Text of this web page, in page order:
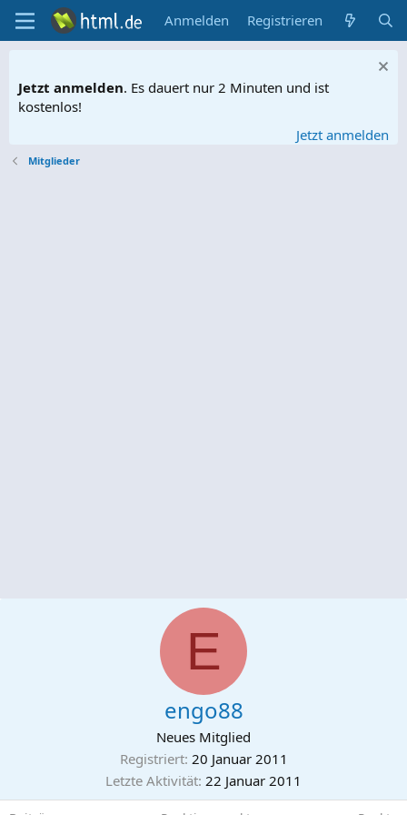
Anmelden Registrieren
Jetzt anmelden. Es dauert nur 2 Minuten und ist
kostenlos!
Jetzt anmelden
Mitglieder
E
engo88
Neues Mitglied
Registriert 20 Januar 2011
Letzte Aktivität 22 Januar 2011